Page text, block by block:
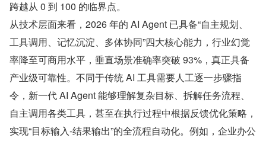
跨越从 0 到 100 的临界点。
从技术层面来看，2026 年的 AI Agent 已具备“自主规划、
工具调用、记忆沉淀、多体协同”四大核心能力，行业幻觉
率降至可商用水平，垂直场景准确率突破 93%，真正具备
产业级可靠性。不同于传统 AI 工具需要人工逐一步骤指
令，新一代 AI Agent 能够理解复杂目标、拆解任务流程、
自主调用各类工具，甚至在执行过程中根据反馈优化策略，
实现“目标输入-结果输出”的全流程自动化。例如，企业办公